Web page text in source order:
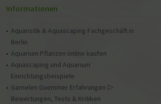
Informationen
Aquaristik & Aquascaping Fachgeschäft in
Berlin
Aquarium Pflanzen online kaufen
Aquascaping und Aquarium
Einrichtungsbeispiele
Garnelen Guemmer Erfahrungen ▷
Bewertungen, Tests & Kritiken